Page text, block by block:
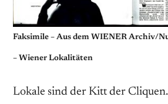
Faksimile – Aus dem WIENER Archiv/
– Wiener Lokalitäten
Lokale sind der Kitt der